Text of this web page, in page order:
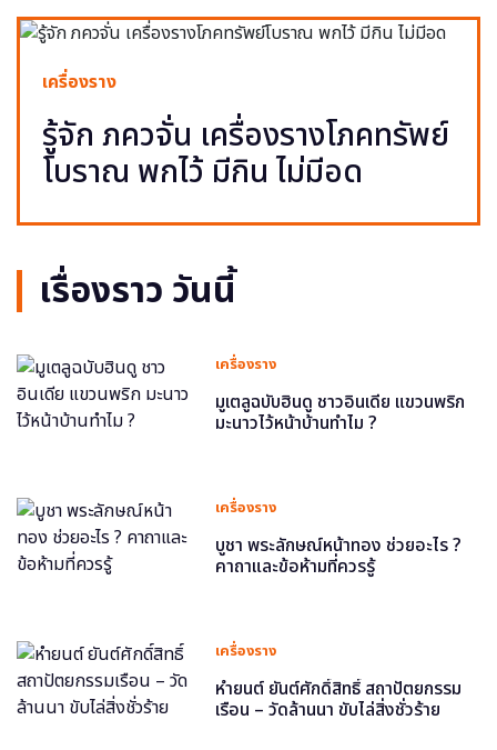
เครื่องราง
รู้จัก ภควจั่น เครื่องรางโภคทรัพย์
โบราณ พกไว้ มีกิน ไม่มีอด
เรื่องราว วันนี้
เครื่องราง
มูเตลูฉบับฮินดู ชาวอินเดีย แขวนพริก
มะนาวไว้หน้าบ้านทำไม ?
เครื่องราง
บูชา พระลักษณ์หน้าทอง ช่วยอะไร ?
คาถาและข้อห้ามที่ควรรู้
เครื่องราง
หำยนต์ ยันต์ศักดิ์สิทธิ์ สถาปัตยกรรม
เรือน – วัดล้านนา ขับไล่สิ่งชั่วร้าย